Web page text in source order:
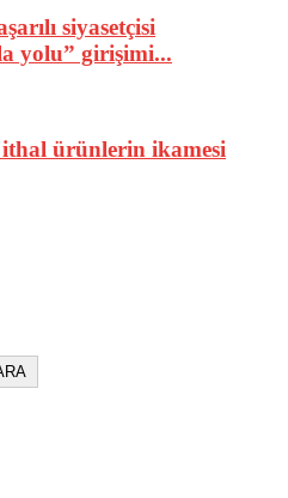
siyasetçisi
yolu” girişimi...
ürünlerin ikamesi